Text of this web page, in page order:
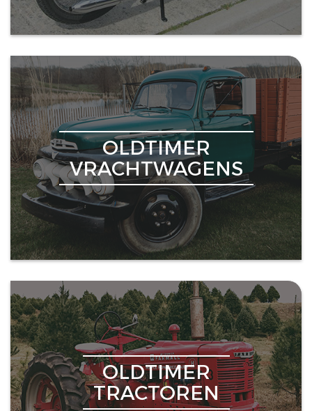
OLDTIMER
VRACHTWAGENS
OLDTIMER
TRACTOREN